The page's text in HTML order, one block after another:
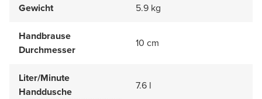
Gewicht 5.9 kg
Handbrause
Durchmesser
10 cm
Liter/Minute
Handdusche
7.6 l